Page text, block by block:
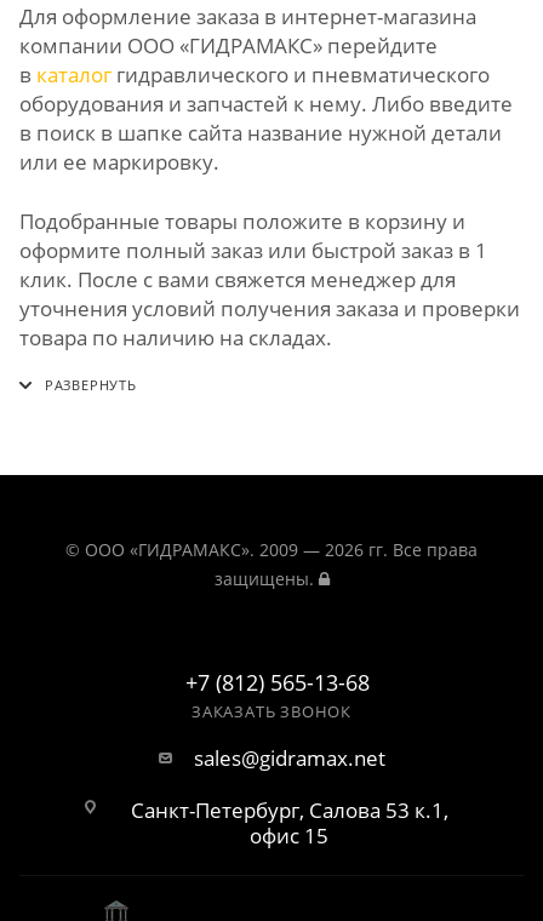
Для оформление заказа в интернет-магазина
компании ООО «ГИДРАМАКС» перейдите
в каталог гидравлического и пневматического
оборудования и запчастей к нему. Либо введите
в поиск в шапке сайта название нужной детали
или ее маркировку.
Подобранные товары положите в корзину и
оформите полный заказ или быстрой заказ в 1
клик. После с вами свяжется менеджер для
уточнения условий получения заказа и проверки
товара по наличию на складах.
© ООО «ГИДРАМАКС». 2009 — 2026 гг. Все права
защищены.
+7 (812) 565-13-68
ЗАКАЗАТЬ ЗВОНОК
sales@gidramax.net
Санкт-Петербург, Салова 53 к.1,
офис 15